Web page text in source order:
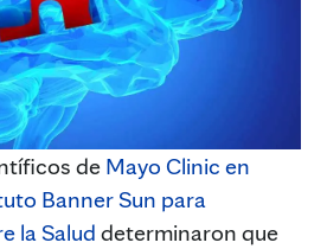
de Mayo Clinic en
Banner Sun para
la Salud determinaron que